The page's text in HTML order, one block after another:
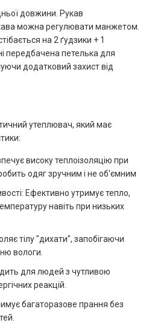
довжини. Рукав
можна регулювати манжетом.
на 2 ґудзики + 1
передбачена петелька для
додатковий захист від
утеплювач, який має
високу теплоізоляцію при
одяг зручним і не об'ємним
Ефективно утримує тепло,
навіть при низьких
тілу "дихати", запобігаючи
вологи.
для людей з чутливою
реакцій.
багаторазове прання без